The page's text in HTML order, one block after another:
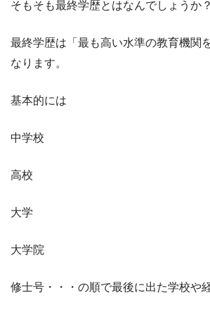
そもそも最終学歴とはなんでしょうか？
最終学歴は「最も高い水準の教育機関
なります。
基本的には
中学校
高校
大学
大学院
修士号・・・の順で最後に出た学校や